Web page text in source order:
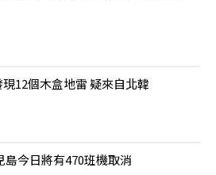
12個木盒地雷 疑來自北韓
島今日將有470班機取消